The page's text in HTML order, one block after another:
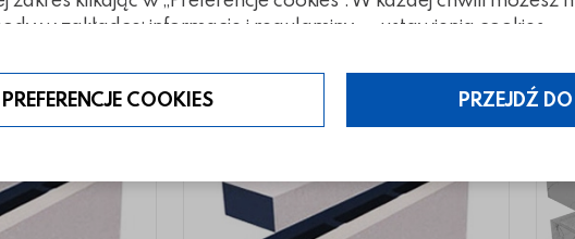
w zakładce: informacje i regulaminy — ustawienia cookies.
PREFERENCJE COOKIES PRZEJDŹ